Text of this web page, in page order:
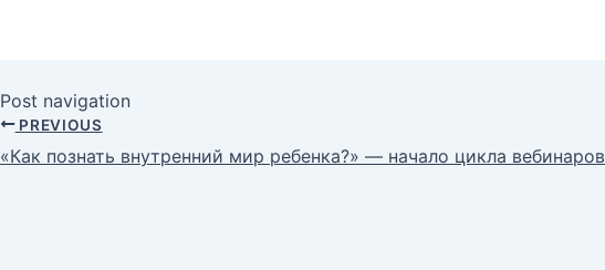
Post navigation
PREVIOUS
«Как познать внутренний мир ребенка?» — начало цикла вебинаров